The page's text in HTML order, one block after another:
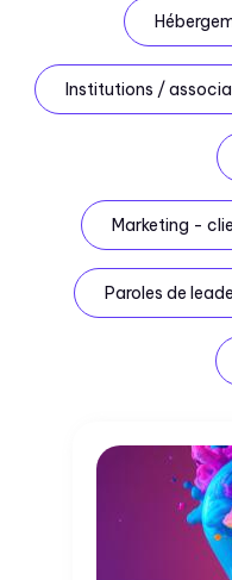
Institutions /
Marketing -
Paroles de